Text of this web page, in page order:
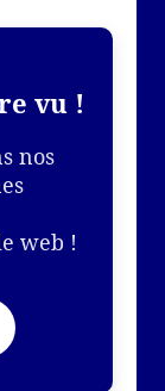
vu !
nos
web !